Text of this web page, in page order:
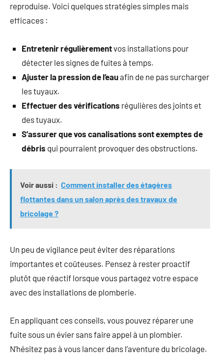
reproduise. Voici quelques stratégies simples mais
efficaces :
Entretenir régulièrementvos installations pour
détecter les signes de fuites à temps.
Ajuster la pression de l’eauafin de ne pas surcharger
les tuyaux.
Effectuer des vérifications régulières des joints et
des tuyaux.
S’assurer que vos canalisations sont exemptes de
débris qui pourraient provoquer des obstructions.
Voir aussi : Comment installer des étagères
flottantes dans un salon après des travaux de
bricolage ?
Un peu de vigilance peut éviter des réparations
importantes et coûteuses. Pensez à rester proactif
plutôt que réactif lorsque vous partagez votre espace
avec des installations de plomberie.
En appliquant ces conseils, vous pouvez réparer une
fuite sous un évier sans faire appel à un plombier.
N’hésitez pas à vous lancer dans l’aventure du bricolage.